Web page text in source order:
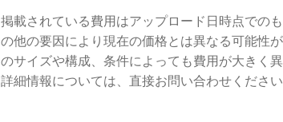
掲載されている費用はアップロード日時点での
の他の要因により現在の価格とは異なる可能性
のサイズや構成、条件によっても費用が大きく
詳細情報については、直接お問い合わせください